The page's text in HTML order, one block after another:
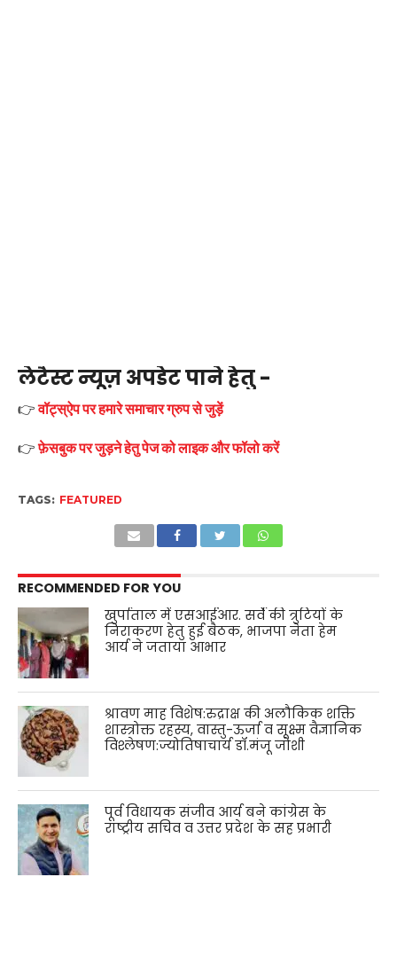
लेटैस्ट न्यूज़ अपडेट पाने हेतु -
👉वॉट्स्ऐप पर हमारे समाचार ग्रुप से जुड़ें
👉फ़ेसबुक पर जुड़ने हेतु पेज को लाइक और फॉलो करें
TAGS: FEATURED
RECOMMENDED FOR YOU
खुर्पाताल में एसआईआर. सर्वे की त्रुटियों के
निराकरण हेतु हुई बैठक, भाजपा नेता हेम
आर्य ने जताया आभार
श्रावण माह विशेष:रुद्राक्ष की अलौकिक शक्ति
शास्त्रोक्त रहस्य, वास्तु-ऊर्जा व सूक्ष्म वैज्ञानिक
विश्लेषण:ज्योतिषाचार्य डॉ.मंजू जोशी
पूर्व विधायक संजीव आर्य बने कांग्रेस के
राष्ट्रीय सचिव व उत्तर प्रदेश के सह प्रभारी